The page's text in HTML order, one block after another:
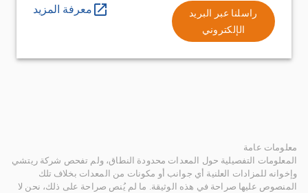
راسلنا عبر البريد
الإلكتروني
معرفة المزيد
معلومات عامة
المعلومات التفصيلية حول المعدات محدودة النطاق، ولم تفحص شركة ريتشي
وإخوانه للمزادات العلنية أي جوانب أو مكونات من المعدات بخلاف تلك
المنصوص عليها صراحة في هذه الوثيقة. ما لم يُنص صراحة على ذلك، نحن لا